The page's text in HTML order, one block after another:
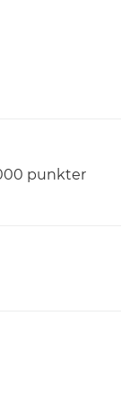
punkter